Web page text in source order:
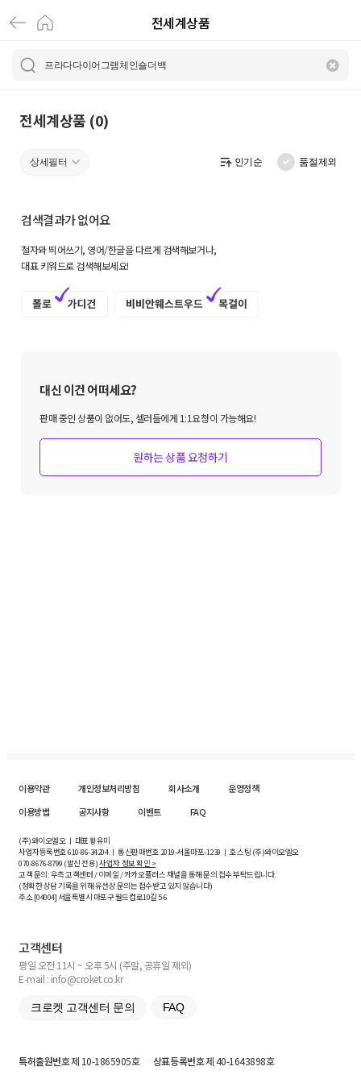
전
세
상
로
켓
전세계상품
전세계상품 (0)
상세필터 인기순 품절제외
검색결과가 없어요
철자와 띄어쓰기, 영어/한글을 다르게 검색해보거나,
대표 키워드로 검색해보세요!
대신 이건 어떠세요?
판매 중인 상품이 없어도, 셀러들에게 1:1요청이 가능해요!
원하는 상품 요청하기
이용약관 개인정보처리방침 회사소개
운영정책
이용방법
공지사항 이벤트 FAQ
(주)와이오엘오 ㅣ 대표 황유미
사업자등록번호610-86-34204ㅣ 통신판매번호 2019-서울마포-1239 ㅣ 호스팅 (주)와이오엘오
070-8676-8799 (발신 전용)사업자 정보 확인 >
고객 문의: 우측 고객센터 / 이메일 / 카카오플러스 채널을 통해 문의 접수 부탁드립니다.
(정확한 상담 기록을 위해 유선상 문의는 접수받고 있지 않습니다)
주소 [04004] 서울특별시 마포구 월드컵로10길5-6
고객센터
평일 오전 11시 ~ 오후 5시 (주말, 공휴일 제외)
E-mail : info@croket.co.kr
크로켓 고객센터 문의 FAQ
특허출원번호제 10-1865905호 상표등록번호제 40-1643898호